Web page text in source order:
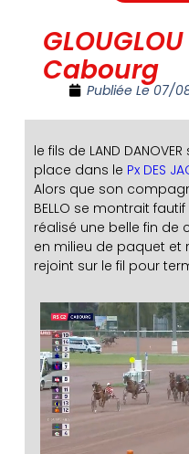
Cabourg
Publiée Le07/
le fils de LAND
place dans le Px DES
Alors que son
BELLO se montrait
réalisé une belle fin de
en milieu de paquet et
rejoint sur le fil pour